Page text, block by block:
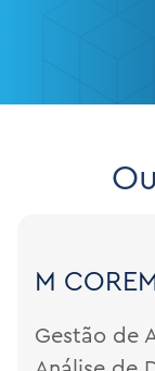
M
Gestão de